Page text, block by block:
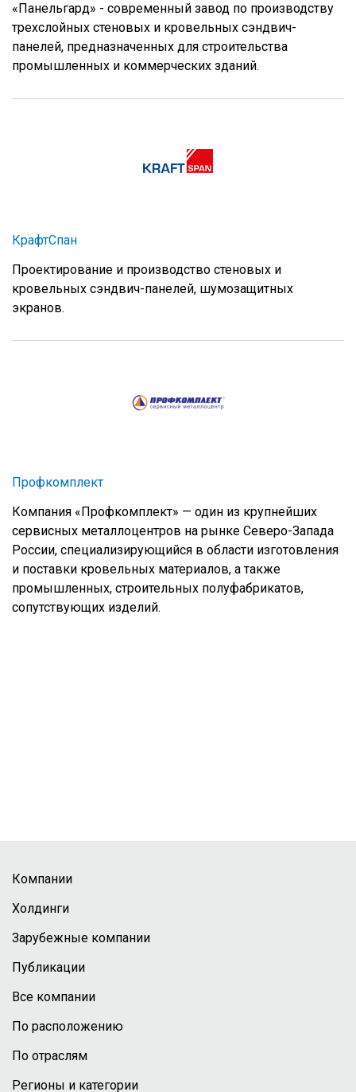
«Панельгард» - современный завод по производству
трехслойных стеновых и кровельных сэндвич-
панелей, предназначенных для строительства
промышленных и коммерческих зданий.
КрафтСпан
Проектирование и производство стеновых и
кровельных сэндвич-панелей, шумозащитных
экранов.
Профкомплект
Компания «Профкомплект» — один из крупнейших
сервисных металлоцентров на рынке Северо-Запада
России, специализирующийся в области изготовления
и поставки кровельных материалов, а также
промышленных, строительных полуфабрикатов,
сопутствующих изделий.
Компании
Холдинги
Зарубежные компании
Публикации
Все компании
По расположению
По отраслям
Регионы и категории